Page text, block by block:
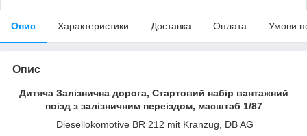
Опис Характеристики Доставка Оплата Умови
Опис
Дитяча Залізнична дорога, Стартовий набір вантажний
поiзд з залiзничним переiздом, масштаб 1/87
Diesellokomotive BR 212 mit Kranzug, DB AG